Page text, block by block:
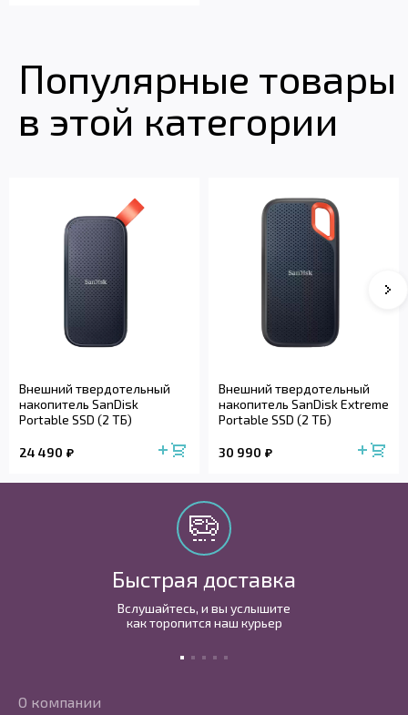
Популярные товары
в этой категории
Внешний твердотельный
накопитель SanDisk
Portable SSD (2 ТБ)
24 490
Внешний твердотельный
накопитель SanDisk Extreme
Portable SSD (2 ТБ)
30 990
Быстрая доставка
Вслушайтесь, и вы услышите
как торопится наш курьер
О компании